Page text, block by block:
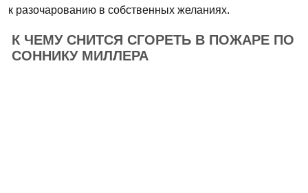
к разочарованию в собственных желаниях.
К ЧЕМУ СНИТСЯ СГОРЕТЬ В ПОЖАРЕ ПО
СОННИКУ МИЛЛЕРА